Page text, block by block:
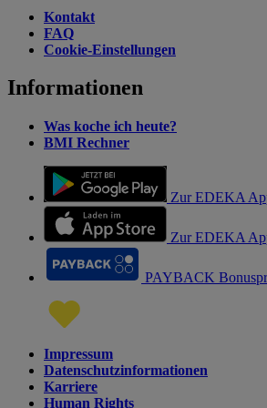
Kontakt
FAQ
Cookie-Einstellungen
Informationen
Was koche ich heute?
BMI Rechner
Zur EDEKA
Zur EDEKA
PAYBACK
Impressum
Datenschutzinformationen
Karriere
Human Rights